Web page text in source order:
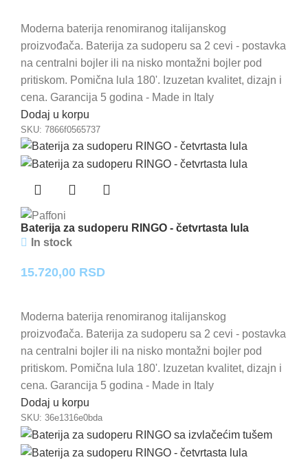
Moderna baterija renomiranog italijanskog
proizvođača. Baterija za sudoperu sa 2 cevi - postavka
na centralni bojler ili na nisko montažni bojler pod
pritiskom. Pomična lula 180'. Izuzetan kvalitet, dizajn i
cena. Garancija 5 godina - Made in Italy
Dodaj u korpu
SKU: 7866f0565737
Baterija za sudoperu RINGO - četvrtasta lula
In stock
15.720,00 RSD
Moderna baterija renomiranog italijanskog
proizvođača. Baterija za sudoperu sa 2 cevi - postavka
na centralni bojler ili na nisko montažni bojler pod
pritiskom. Pomična lula 180'. Izuzetan kvalitet, dizajn i
cena. Garancija 5 godina - Made in Italy
Dodaj u korpu
SKU: 36e1316e0bda